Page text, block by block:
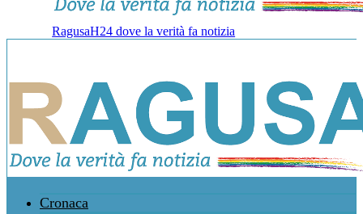
RagusaH24 dove la verità fa notizia
Cronaca